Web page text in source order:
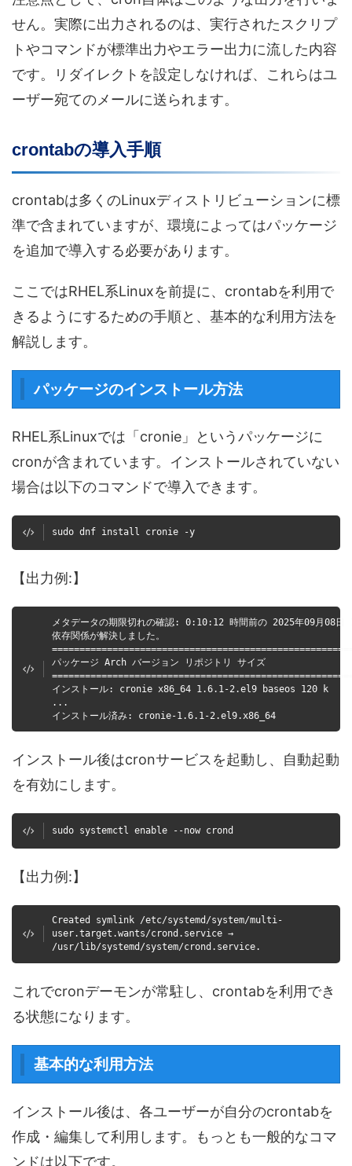
せん。実際に出力されるのは、実行されたスクリプ
トやコマンドが標準出力やエラー出力に流した内容
です。リダイレクトを設定しなければ、これらはユ
ーザー宛てのメールに送られます。
crontabの導入手順
crontabは多くのLinuxディストリビューションに標
準で含まれていますが、環境によってはパッケージ
を追加で導入する必要があります。
ここではRHEL系Linuxを前提に、crontabを利用で
きるようにするための手順と、基本的な利用方法を
解説します。
パッケージのインストール方法
RHEL系Linuxでは「cronie」というパッケージに
cronが含まれています。インストールされていない
場合は以下のコマンドで導入できます。
sudo dnf install cronie -y
【出力例:】
メタデータの期限切れの確認: 0:10:12 時間前の 2025年09月08日
依存関係が解決しました。
パッケージ Arch バージョン リポジトリ サイズ
インストール: cronie x86_64 1.6.1-2.el9 baseos 120 k
...
インストール済み: cronie-1.6.1-2.el9.x86_64
インストール後はcronサービスを起動し、自動起動
を有効にします。
sudo systemctl enable --now crond
【出力例:】
Created symlink /etc/systemd/system/multi-
user.target.wants/crond.service →
/usr/lib/systemd/system/crond.service.
これでcronデーモンが常駐し、crontabを利用でき
る状態になります。
基本的な利用方法
インストール後は、各ユーザーが自分のcrontabを
作成・編集して利用します。もっとも一般的なコマ
ンドは以下です。